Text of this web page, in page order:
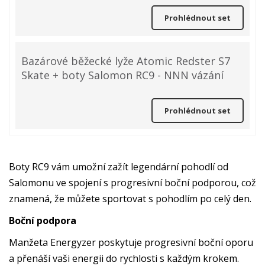
Prohlédnout set
Bazárové běžecké lyže Atomic Redster S7
Skate + boty Salomon RC9 - NNN vázání
Prohlédnout set
Boty RC9 vám umožní zažít legendární pohodlí od
Salomonu ve spojení s progresivní boční podporou, což
znamená, že můžete sportovat s pohodlím po celý den.
Boční podpora
Manžeta Energyzer poskytuje progresivní boční oporu
a přenáší vaši energii do rychlosti s každým krokem.